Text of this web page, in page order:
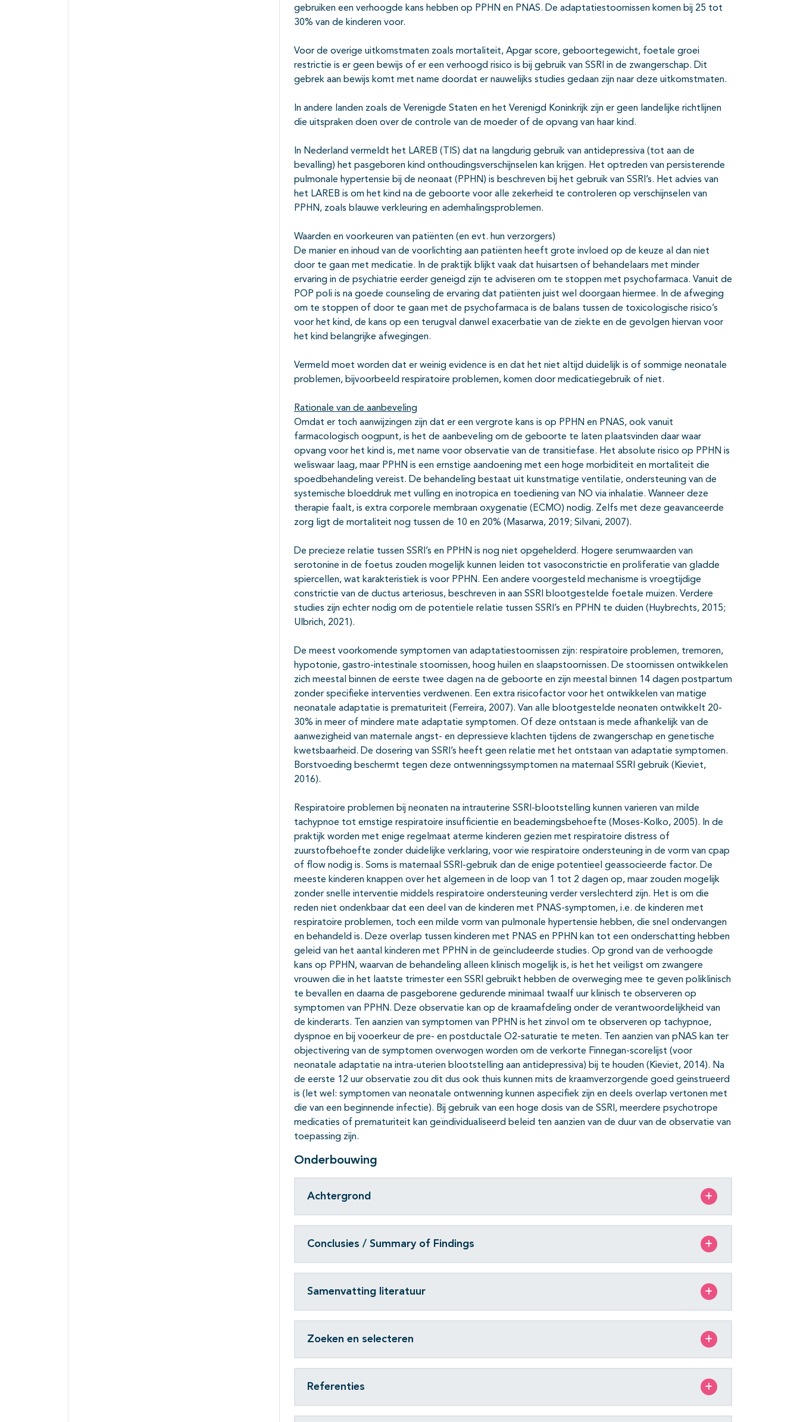
gebruiken een verhoogde kans hebben op PPHN en PNAS. De adaptatiestoornissen komen bij 25 tot
30% van de kinderen voor.
Voor de overige uitkomstmaten zoals mortaliteit, Apgar score, geboortegewicht, foetale groei
restrictie is er geen bewijs of er een verhoogd risico is bij gebruik van SSRI in de zwangerschap. Dit
gebrek aan bewijs komt met name doordat er nauwelijks studies gedaan zijn naar deze uitkomstmaten.
In andere landen zoals de Verenigde Staten en het Verenigd Koninkrijk zijn er geen landelijke richtlijnen
die uitspraken doen over de controle van de moeder of de opvang van haar kind.
In Nederland vermeldt het LAREB (TIS) dat na langdurig gebruik van antidepressiva (tot aan de
bevalling) het pasgeboren kind onthoudingsverschijnselen kan krijgen. Het optreden van persisterende
pulmonale hypertensie bij de neonaat (PPHN) is beschreven bij het gebruik van SSRI’s. Het advies van
het LAREB is om het kind na de geboorte voor alle zekerheid te controleren op verschijnselen van
PPHN, zoals blauwe verkleuring en ademhalingsproblemen.
Waarden en voorkeuren van patiënten (en evt. hun verzorgers)
De manier en inhoud van de voorlichting aan patiënten heeft grote invloed op de keuze al dan niet
door te gaan met medicatie. In de praktijk blijkt vaak dat huisartsen of behandelaars met minder
ervaring in de psychiatrie eerder geneigd zijn te adviseren om te stoppen met psychofarmaca. Vanuit de
POP poli is na goede counseling de ervaring dat patiënten juist wel doorgaan hiermee. In de afweging
om te stoppen of door te gaan met de psychofarmaca is de balans tussen de toxicologische risico’s
voor het kind, de kans op een terugval danwel exacerbatie van de ziekte en de gevolgen hiervan voor
het kind belangrijke afwegingen.
Vermeld moet worden dat er weinig evidence is en dat het niet altijd duidelijk is of sommige neonatale
problemen, bijvoorbeeld respiratoire problemen, komen door medicatiegebruik of niet.
Rationale van de aanbeveling
Omdat er toch aanwijzingen zijn dat er een vergrote kans is op PPHN en PNAS, ook vanuit
farmacologisch oogpunt, is het de aanbeveling om de geboorte te laten plaatsvinden daar waar
opvang voor het kind is, met name voor observatie van de transitiefase. Het absolute risico op PPHN is
weliswaar laag, maar PPHN is een ernstige aandoening met een hoge morbiditeit en mortaliteit die
spoedbehandeling vereist. De behandeling bestaat uit kunstmatige ventilatie, ondersteuning van de
systemische bloeddruk met vulling en inotropica en toediening van NO via inhalatie. Wanneer deze
therapie faalt, is extra corporele membraan oxygenatie (ECMO) nodig. Zelfs met deze geavanceerde
zorg ligt de mortaliteit nog tussen de 10 en 20% (Masarwa, 2019; Silvani, 2007).
De precieze relatie tussen SSRI’s en PPHN is nog niet opgehelderd. Hogere serumwaarden van
serotonine in de foetus zouden mogelijk kunnen leiden tot vasoconstrictie en proliferatie van gladde
spiercellen, wat karakteristiek is voor PPHN. Een andere voorgesteld mechanisme is vroegtijdige
constrictie van de ductus arteriosus, beschreven in aan SSRI blootgestelde foetale muizen. Verdere
studies zijn echter nodig om de potentiele relatie tussen SSRI’s en PPHN te duiden (Huybrechts, 2015;
Ulbrich, 2021).
De meest voorkomende symptomen van adaptatiestoornissen zijn: respiratoire problemen, tremoren,
hypotonie, gastro-intestinale stoornissen, hoog huilen en slaapstoornissen. De stoornissen ontwikkelen
zich meestal binnen de eerste twee dagen na de geboorte en zijn meestal binnen 14 dagen postpartum
zonder specifieke interventies verdwenen. Een extra risicofactor voor het ontwikkelen van matige
neonatale adaptatie is prematuriteit (Ferreira, 2007). Van alle blootgestelde neonaten ontwikkelt 20-
30% in meer of mindere mate adaptatie symptomen. Of deze ontstaan is mede afhankelijk van de
aanwezigheid van maternale angst- en depressieve klachten tijdens de zwangerschap en genetische
kwetsbaarheid. De dosering van SSRI’s heeft geen relatie met het ontstaan van adaptatie symptomen.
Borstvoeding beschermt tegen deze ontwenningssymptomen na maternaal SSRI gebruik (Kieviet,
2016).
Respiratoire problemen bij neonaten na intrauterine SSRI-blootstelling kunnen varieren van milde
tachypnoe tot ernstige respiratoire insufficientie en beademingsbehoefte (Moses-Kolko, 2005). In de
praktijk worden met enige regelmaat aterme kinderen gezien met respiratoire distress of
zuurstofbehoefte zonder duidelijke verklaring, voor wie respiratoire ondersteuning in de vorm van cpap
of flow nodig is. Soms is maternaal SSRI-gebruik dan de enige potentieel geassocieerde factor. De
meeste kinderen knappen over het algemeen in de loop van 1 tot 2 dagen op, maar zouden mogelijk
zonder snelle interventie middels respiratoire ondersteuning verder verslechterd zijn. Het is om die
reden niet ondenkbaar dat een deel van de kinderen met PNAS-symptomen, i.e. de kinderen met
respiratoire problemen, toch een milde vorm van pulmonale hypertensie hebben, die snel ondervangen
en behandeld is. Deze overlap tussen kinderen met PNAS en PPHN kan tot een onderschatting hebben
geleid van het aantal kinderen met PPHN in de geïncludeerde studies. Op grond van de verhoogde
kans op PPHN, waarvan de behandeling alleen klinisch mogelijk is, is het het veiligst om zwangere
vrouwen die in het laatste trimester een SSRI gebruikt hebben de overweging mee te geven poliklinisch
te bevallen en daarna de pasgeborene gedurende minimaal twaalf uur klinisch te observeren op
symptomen van PPHN. Deze observatie kan op de kraamafdeling onder de verantwoordelijkheid van
de kinderarts. Ten aanzien van symptomen van PPHN is het zinvol om te observeren op tachypnoe,
dyspnoe en bij vooerkeur de pre- en postductale O2-saturatie te meten. Ten aanzien van pNAS kan ter
objectivering van de symptomen overwogen worden om de verkorte Finnegan-scorelijst (voor
neonatale adaptatie na intra-uterien blootstelling aan antidepressiva) bij te houden (Kieviet, 2014). Na
de eerste 12 uur observatie zou dit dus ook thuis kunnen mits de kraamverzorgende goed geinstrueerd
is (let wel: symptomen van neonatale ontwenning kunnen aspecifiek zijn en deels overlap vertonen met
die van een beginnende infectie). Bij gebruik van een hoge dosis van de SSRI, meerdere psychotrope
medicaties of prematuriteit kan geïndividualiseerd beleid ten aanzien van de duur van de observatie van
toepassing zijn.
Onderbouwing
Achtergrond
Conclusies / Summary of Findings
Samenvatting literatuur
Zoeken en selecteren
Referenties